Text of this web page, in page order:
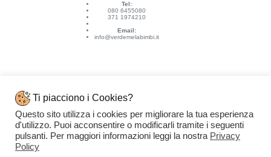
Tel:
080 6455080
371 1974210
Email:
info@verdemelabimbi.it
Link Utili
Spedizioni e pagamenti
Condizioni di vendita
Ti piacciono i Cookies?
Questo sito utilizza i cookies per migliorare la tua esperienza
d'utilizzo. Puoi acconsentire o modificarli tramite i seguenti
pulsanti. Per maggiori informazioni leggi la nostra Privacy
Policy